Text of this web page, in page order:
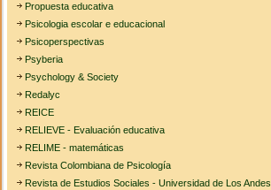
Propuesta educativa
Psicologia escolar e educacional
Psicoperspectivas
Psyberia
Psychology & Society
Redalyc
REICE
RELIEVE - Evaluación educativa
RELIME - matemáticas
Revista Colombiana de Psicología
Revista de Estudios Sociales - Universidad de Los Andes